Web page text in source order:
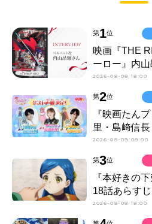
第1位
映画『THE
ーロー』内
2026-08-08 18:00
第2位
『映画たん
里・島﨑信
2026-08-09 09:00
第3位
『本好きの
18話あらす
2026-08-08 18:00